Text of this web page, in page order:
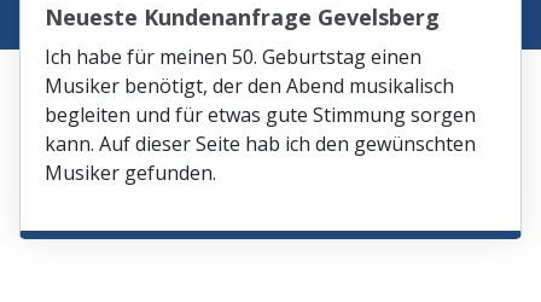
Neueste Kundenanfrage Gevelsberg
Ich habe für meinen 50. Geburtstag einen
Musiker benötigt, der den Abend musikalisch
begleiten und für etwas gute Stimmung sorgen
kann. Auf dieser Seite hab ich den gewünschten
Musiker gefunden.